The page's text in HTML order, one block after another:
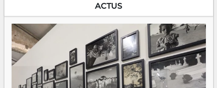
ACTUS